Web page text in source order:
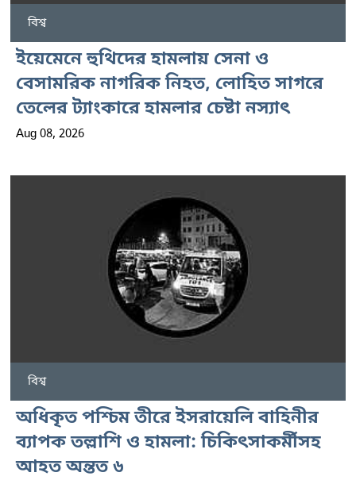
বিশ্ব
ইয়েমেনে হুথিদের হামলায় সেনা ও
বেসামরিক নাগরিক নিহত, লোহিত সাগরে
তেলের ট্যাংকারে হামলার চেষ্টা নস্যাৎ
Aug 08, 2026
বিশ্ব
অধিকৃত পশ্চিম তীরে ইসরায়েলি বাহিনীর
ব্যাপক তল্লাশি ও হামলা: চিকিৎসাকর্মীসহ
আহত অন্তত ৬